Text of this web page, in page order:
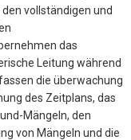
vollständigen und
das
Leitung während
die überwachung
des Zeitplans, das
Mängeln, den
von Mängeln und die